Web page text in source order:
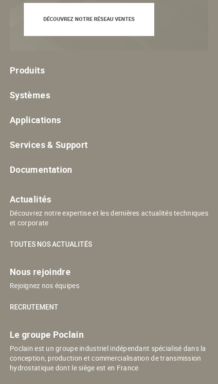
DÉCOUVREZ NOTRE RÉSEAU VENTES
Produits
Systèmes
Applications
Services & Support
Documentation
Actualités
Découvrez notre expertise et les dernières actualités techniques
et corporate
TOUTES NOS ACTUALITÉS
Nous rejoindre
Rejoignez nos équipes
RECRUTEMENT
Le groupe Poclain
Poclain est un groupe industriel indépendant spécialisé dans la
conception, production et commercialisation de transmission
hydrostatique dont le siège est en France